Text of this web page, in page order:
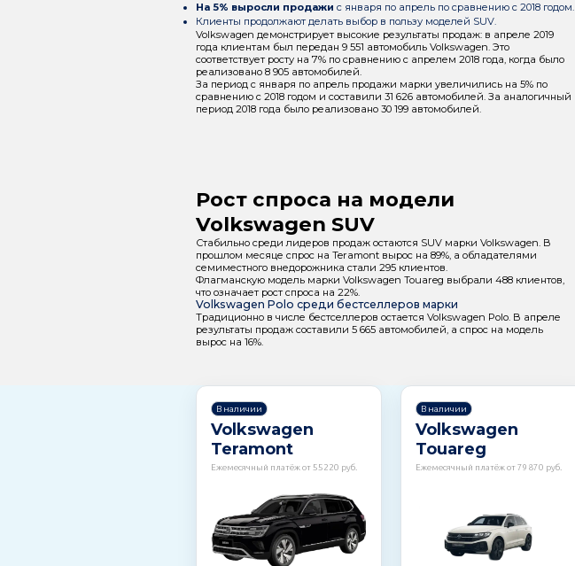
На 5% выросли продажи с января по апрель по сравнению с 2018 годом.
Клиенты продолжают делать выбор в пользу моделей SUV.
Volkswagen демонстрирует высокие результаты продаж: в апреле 2019
года клиентам был передан 9 551 автомобиль Volkswagen. Это
соответствует росту на 7% по сравнению с апрелем 2018 года, когда было
реализовано 8 905 автомобилей.
За период с января по апрель продажи марки увеличились на 5% по
сравнению с 2018 годом и составили 31 626 автомобилей. За аналогичный
период 2018 года было реализовано 30 199 автомобилей.
Рост спроса на модели
Volkswagen SUV
Стабильно среди лидеров продаж остаются SUV марки Volkswagen. В
прошлом месяце спрос на Teramont вырос на 89%, а обладателями
семиместного внедорожника стали 295 клиентов.
Флагманскую модель марки Volkswagen Touareg выбрали 488 клиентов,
что означает рост спроса на 22%.
Volkswagen Polo среди бестселлеров марки
Традиционно в числе бестселлеров остается Volkswagen Polo. В апреле
результаты продаж составили 5 665 автомобилей, а спрос на модель
вырос на 16%.
В наличии
Volkswagen
Teramont
Ежемесячный платёж от 55220 руб.
В наличии
Volkswagen
Touareg
Ежемесячный платёж от 79870 руб.